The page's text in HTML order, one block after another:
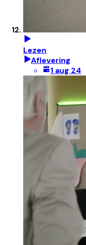
Lezen
Aflevering
1 aug 24